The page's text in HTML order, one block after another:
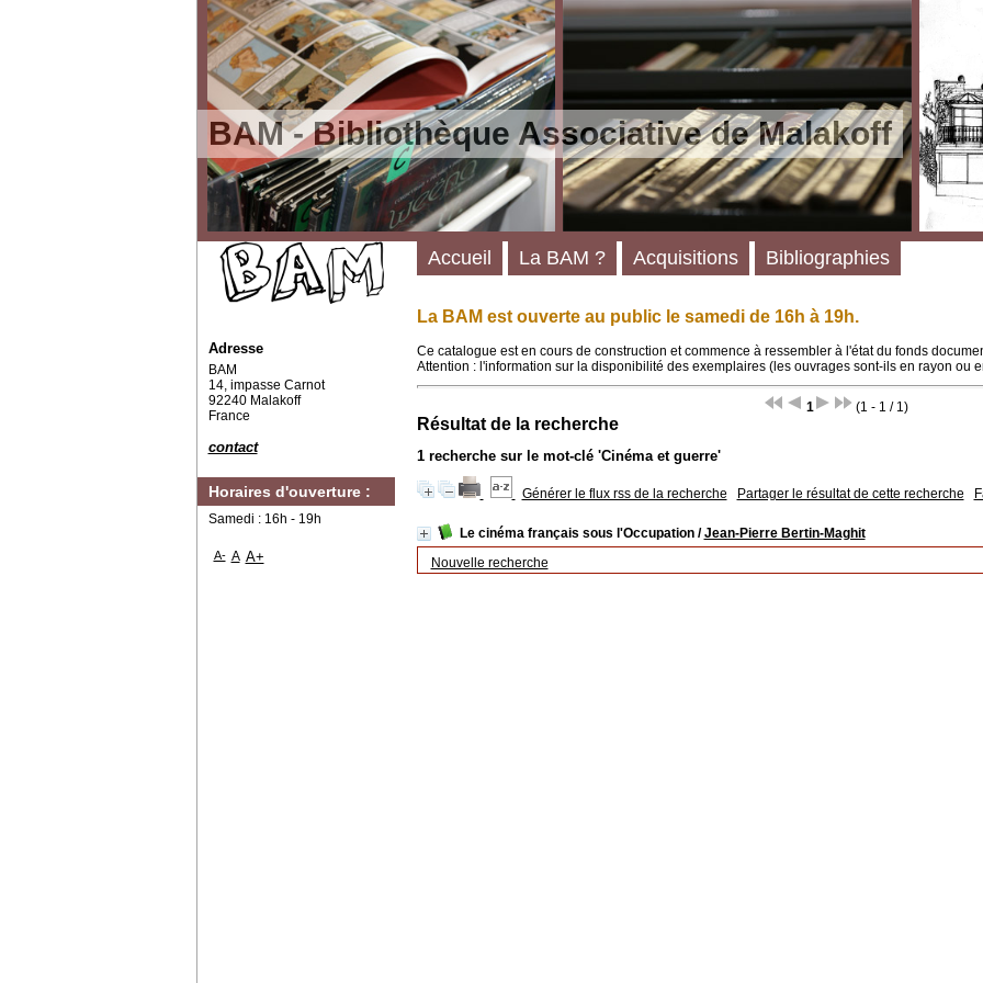
BAM - Bibliothèque Associative de Malakoff
La BAM est ouverte au public le samedi de 16h à 19h.
Ce catalogue est en cours de construction et commence à ressembler à l'état du fonds
Attention : l'information sur la disponibilité des exemplaires (les ouvrages sont-ils en rayon ou
1 (1 - 1 / 1)
Résultat de la recherche
1recherche sur le mot-clé 'Cinéma et guerre'
Générer le flux rss de la recherche Partager le résultat de cette recherche
Le cinéma français sous l'Occupation/Jean-Pierre Bertin-Maghit
Nouvelle recherche
Accueil La BAM ? Acquisitions Bibliographies
Adresse
BAM
14, impasse Carnot
92240 Malakoff
France
contact
Horaires d'ouverture :
Samedi : 16h - 19h
A- A A+